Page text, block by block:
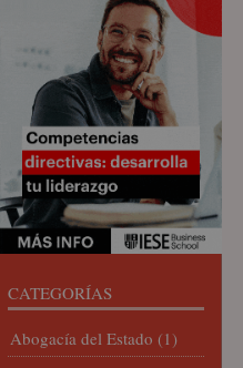
CATEGORÍAS
Abogacía del Estado (1)